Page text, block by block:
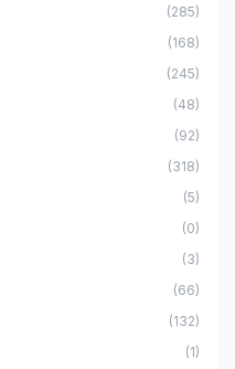
(285)
(168)
(245)
(48)
(92)
(318)
(5)
(0)
(3)
(66)
(132)
(1)